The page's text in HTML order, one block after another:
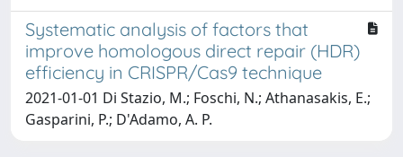
Systematic analysis of factors that
improve homologous direct repair (HDR)
efficiency in CRISPR/Cas9 technique
2021-01-01 Di Stazio, M.; Foschi, N.; Athanasakis, E.;
Gasparini, P.; D'Adamo, A. P.